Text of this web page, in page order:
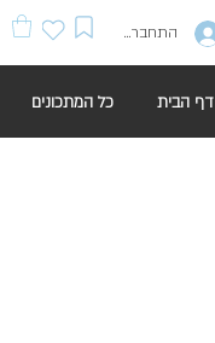
התחברות
דף הבית כל המתכונים